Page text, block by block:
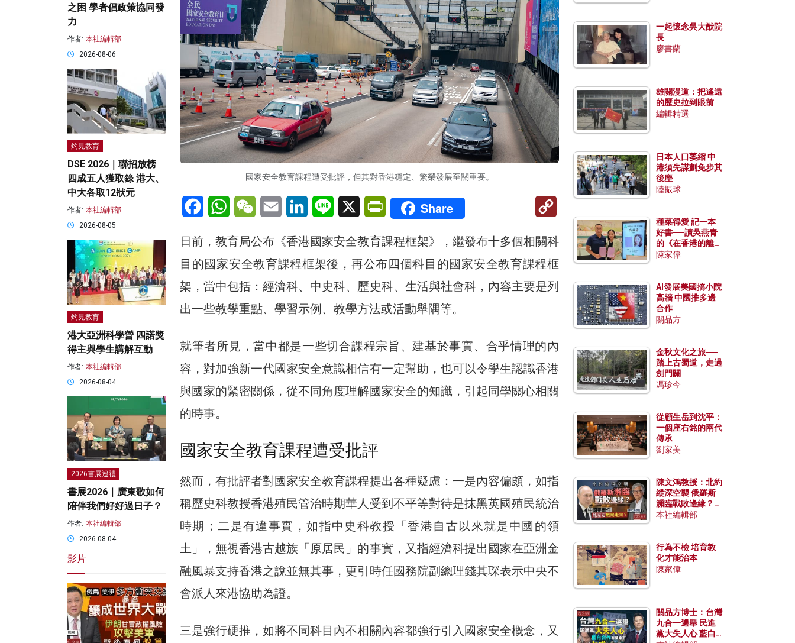
國家安全教育課程遭受批評，但其對香港穩定、繁榮發展至關重要。
FacebookWhatsAppWeChatEmail LinkedInLine X PrintFriendly
Share
Copy
日前，教育局公布《香港國家安全教育課程框架》，繼發布十多個相關科
目的國家安全教育課程框架後，再公布四個科目的國家安全教育課程框
架，當中包括：經濟科、中史科、歷史科、生活與社會科，內容主要是列
出一些教學重點、學習示例、教學方法或活動舉隅等。
就筆者所見，當中都是一些切合課程宗旨、建基於事實、合乎情理的內
容，對加強新一代國家安全意識相信有一定幫助，也可以令學生認識香港
與國家的緊密關係，從不同角度理解國家安全的知識，引起同學關心相關
的時事。
國家安全教育課程遭受批評
然而，有批評者對國家安全教育課程提出各種疑慮：一是內容偏頗，如指
稱歷史科教授香港殖民管治時期華人受到不平等對待是抹黑英國殖民統治
時期；二是有違事實，如指中史科教授「香港自古以來就是中國的領
土」，無視香港古越族「原居民」的事實，又指經濟科提出國家在亞洲金
融風暴支持香港之說並無其事，更引時任國務院副總理錢其琛表示中央不
會派人來港協助為證。
三是強行硬推，如將不同科目內不相關內容都強行引入國家安全概念，又
之困 學者倡政策協同發
力
作者: 本社編輯部
2026-08-06
灼見教育
DSE 2026｜聯招放榜
四成五人獲取錄 港大、
中大各取12狀元
作者: 本社編輯部
2026-08-05
灼見教育
港大亞洲科學營 四諾獎
得主與學生講解互動
作者: 本社編輯部
2026-08-04
2026書展巡禮
書展2026｜廣東歌如何
陪伴我們好好過日子？
作者: 本社編輯部
2026-08-04
影片
一起懷念吳大猷院
長
廖書蘭
雄關漫道：把遙遠
的歷史拉到眼前
編輯精選
日本人口萎縮 中
港須先謀劃免步其
後塵
陸振球
種菜得愛 記一本
好書──讀吳燕青
的《在香港的離島
種菜》
陳家偉
AI發展美國搞小院
高牆 中國推多邊
合作
關品方
金秋文化之旅──
踏上古蜀道，走過
劍門關
馮珍今
從顧生岳到沈平：
一個座右銘的兩代
傳承
劉家美
陳文鴻教授：北約
縱深空襲 俄羅斯
瀕臨戰敗邊緣？中
國零部件能左右戰
本社編輯部
行為不檢 培育教
化才能治本
陳家偉
關品方博士：台灣
九合一選舉 民進
黨大失人心 藍白